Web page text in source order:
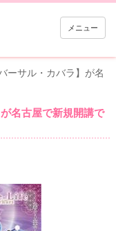
メニュー
ーサル・カバラ】が名
名古屋で新規開講で